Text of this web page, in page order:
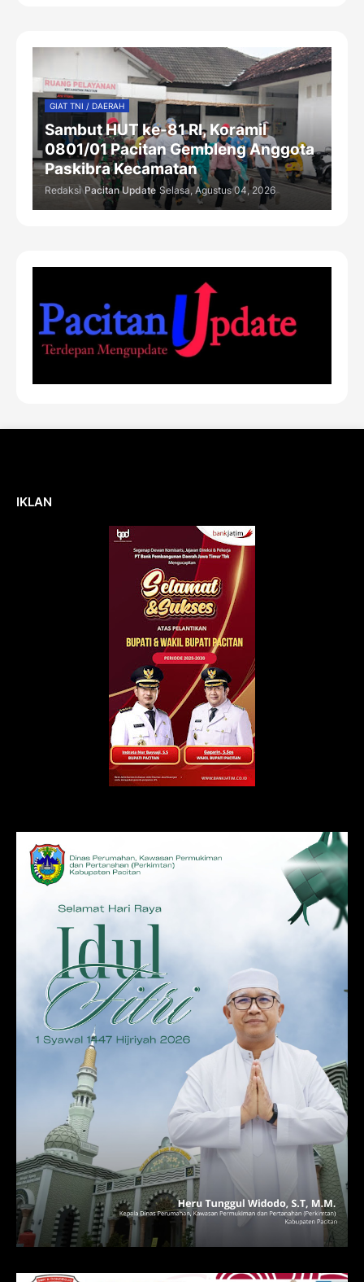
GIAT TNI / DAERAH
Sambut HUT ke-81 RI, Koramil
0801/01 Pacitan Gembleng Anggota
Paskibra Kecamatan
Redaksi Pacitan Update Selasa, Agustus 04, 2026
IKLAN